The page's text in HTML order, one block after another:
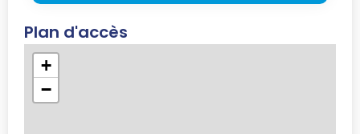
Plan d'accès
+
−